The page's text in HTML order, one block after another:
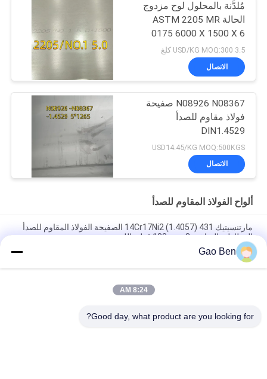
مُلدَّنة بالمحلول لوح مزدوج
الحالة ASTM 2205 MR
0175 6000 X 1500 X 6
Thk
3.5 USD/KG MOQ:300 كلغ
الاتصال
N08926 N08367 صفيحة
فولاذ مقاوم للصدأ
DIN1.4529
USD14.45/KG MOQ:500KGS
الاتصال
ألواح الفولاذ المقاوم للصدأ
مارتنسيتيك 14Cr17Ni2 (1.4057) 431 الصفيحة الفولاذ المقاوم للصدأ
المطاطية الساخنة 8-100mm قطع بالليزر
8MM X 1500 X 6000MM
Gao Ben
8:24 AM
Good day, what product are you looking for?